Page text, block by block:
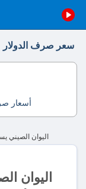
سعر صرف الدولار
أسعار
اليوان الصيني يسجل
اليوان